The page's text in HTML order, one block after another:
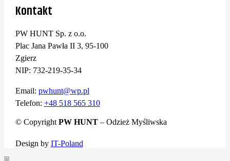
Kontakt
PW HUNT Sp. z o.o.
Plac Jana Pawła II 3, 95-100
Zgierz
NIP: 732-219-35-34
Email: pwhunt@wp.pl
Telefon: +48 518 565 310
© Copyright PW HUNT– Odzież Myśliwska
Design by IT-Poland